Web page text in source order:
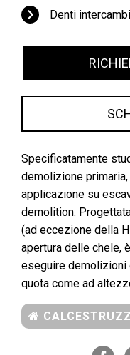
Denti
Specificatamente
demolizione
applicazione su
demolition.
(ad eccezione della
apertura delle chele,
eseguire demolizioni
quota come ad